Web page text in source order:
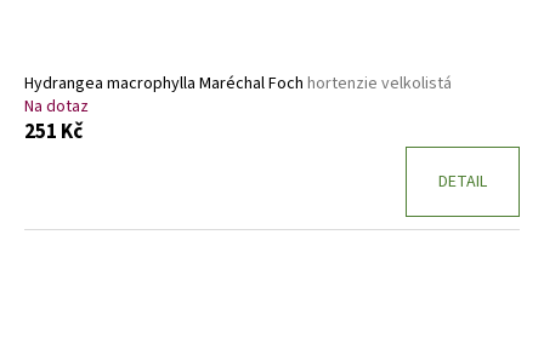
Hydrangea macrophylla Maréchal Foch hortenzie velkolistá
Na dotaz
251 Kč
DETAIL